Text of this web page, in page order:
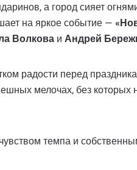
а город сияет
на яркое событие —
Волкова и Андрей
радости перед
мелочах, без
темпа и